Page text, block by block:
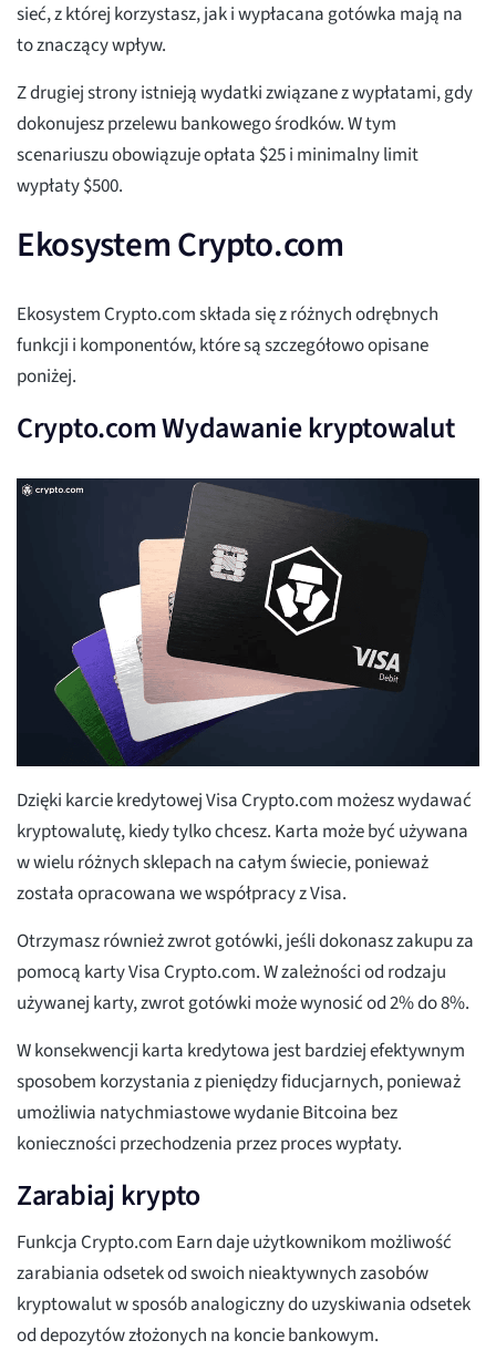
sieć, z której korzystasz, jak i wypłacana gotówka mają na
to znaczący wpływ.
Z drugiej strony istnieją wydatki związane z wypłatami, gdy
dokonujesz przelewu bankowego środków. W tym
scenariuszu obowiązuje opłata $25 i minimalny limit
wypłaty $500.
Ekosystem Crypto.com
Ekosystem Crypto.com składa się z różnych odrębnych
funkcji i komponentów, które są szczegółowo opisane
poniżej.
Crypto.com Wydawanie kryptowalut
Dzięki karcie kredytowej Visa Crypto.com możesz wydawać
kryptowalutę, kiedy tylko chcesz. Karta może być używana
w wielu różnych sklepach na całym świecie, ponieważ
została opracowana we współpracy z Visa.
Otrzymasz również zwrot gotówki, jeśli dokonasz zakupu za
pomocą karty Visa Crypto.com. W zależności od rodzaju
używanej karty, zwrot gotówki może wynosić od 2% do 8%.
W konsekwencji karta kredytowa jest bardziej efektywnym
sposobem korzystania z pieniędzy fiducjarnych, ponieważ
umożliwia natychmiastowe wydanie Bitcoina bez
konieczności przechodzenia przez proces wypłaty.
Zarabiaj krypto
Funkcja Crypto.com Earn daje użytkownikom możliwość
zarabiania odsetek od swoich nieaktywnych zasobów
kryptowalut w sposób analogiczny do uzyskiwania odsetek
od depozytów złożonych na koncie bankowym.